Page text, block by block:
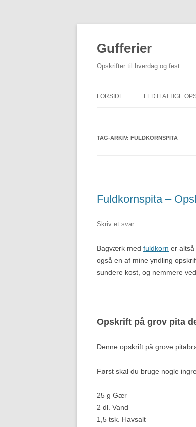
Gufferier
Opskrifter til hverdag og fest
FORSIDE FEDTFATTIGE
TAG-ARKIV: FULDKORNSPITA
Fuldkornspita –
Skriv et svar
Bagværk med fuldkorn er
også en af mine yndling
sundere kost, og nemmere
Opskrift på grov pita
Denne opskrift på grove
Først skal du bruge nogle
25 g Gær
2 dl. Vand
1,5 tsk. Havsalt